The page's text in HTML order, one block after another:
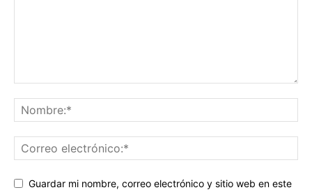
Guardar mi nombre, correo electrónico y sitio web en este